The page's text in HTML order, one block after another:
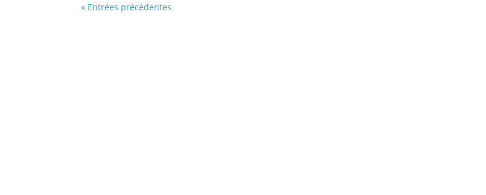
« Entrées précédentes